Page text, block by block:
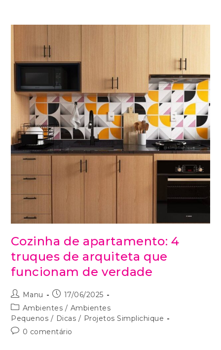
Cozinha de apartamento: 4
truques de arquiteta que
funcionam de verdade
Manu
17/06/2025
Ambientes / Ambientes
Pequenos / Dicas / Projetos Simplichique
0 comentário